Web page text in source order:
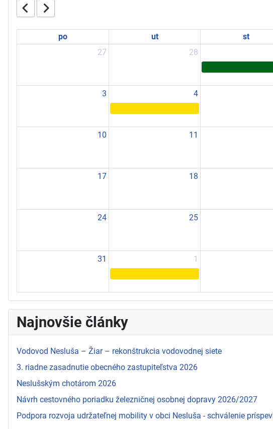
po ut st
27
28
3 4
10 11
17 18
24 25
31 1
Najnovšie články
Vodovod Nesluša – Žiar – rekonštrukcia vodovodnej siete
3. riadne zasadnutie obecného zastupiteľstva 2026
Neslušským chotárom 2026
Návrh cestovného poriadku železničnej osobnej dopravy 2026/2027
Podpora rozvoja udržateľnej mobility v obci Nesluša - schválenie